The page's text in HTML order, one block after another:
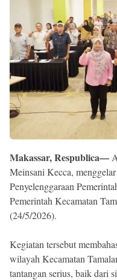
Makassar, Respublica—
Meinsani Kecca,
Penyelenggaraan
Pemerintah Kecamatan
(24/5/2026).
Kegiatan tersebut
wilayah Kecamatan
tantangan serius, baik dari